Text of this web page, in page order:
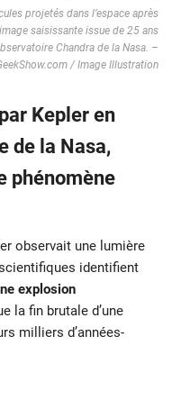
projetés dans l’espace après
saisissante issue de 25 ans
Chandra de la Nasa. –
/ Image Illustration
Kepler en
de la Nasa,
phénomène
observait une lumière
identifient
explosion
la fin brutale d’une
milliers d’années-